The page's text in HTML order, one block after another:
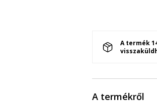
A termék
A termékről